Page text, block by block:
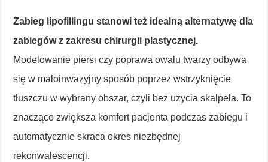
Zabieg lipofillingu stanowi też idealną alternatywę dla
zabiegów z zakresu chirurgii plastycznej.
Modelowanie piersi czy poprawa owalu twarzy odbywa
się w małoinwazyjny sposób poprzez wstrzyknięcie
tłuszczu w wybrany obszar, czyli bez użycia skalpela. To
znacząco zwiększa komfort pacjenta podczas zabiegu i
automatycznie skraca okres niezbędnej
rekonwalescencji.